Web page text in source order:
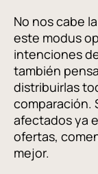
No nos cabe
este modus
intenciones
también
distribuirlas
comparación.
afectados ya
ofertas,
mejor.